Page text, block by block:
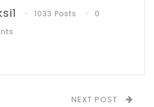
Gubernur.
Sulawesi Utara juga
inflasi dan
1033 Posts
0
NEXT POST